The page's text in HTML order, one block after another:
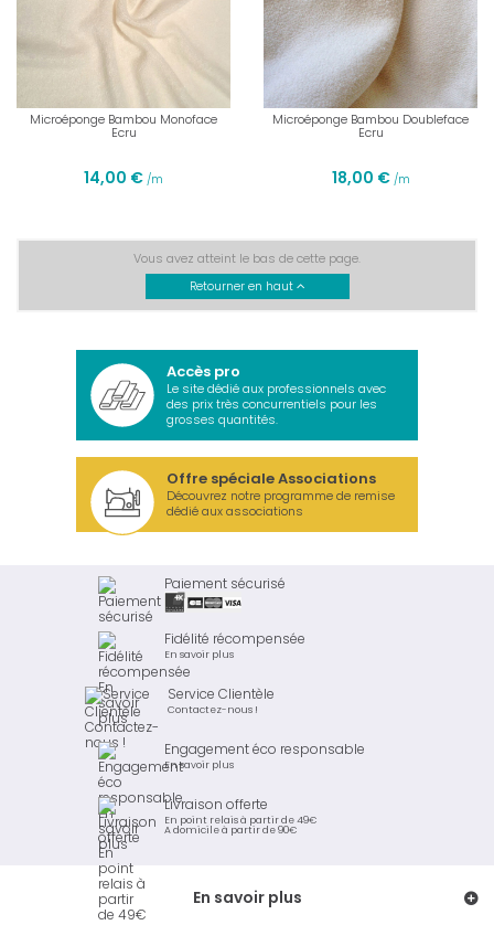
Microéponge Bambou Monoface
Ecru
14,00 € /m
Microéponge Bambou Doubleface
Ecru
18,00 € /m
Vous avez atteint le bas de cette page.
Retourner en haut
Accès pro
Le site dédié aux professionnels avec
des prix très concurrentiels pour les
grosses quantités.
Offre spéciale Associations
Découvrez notre programme de remise
dédié aux associations
Paiement sécurisé
Fidélité récompensée
En savoir plus
Service Clientèle
Contactez-nous !
Engagement éco responsable
En savoir plus
Livraison offerte
En point relais à partir de 49€
A domicile à partir de 90€
En savoir plus